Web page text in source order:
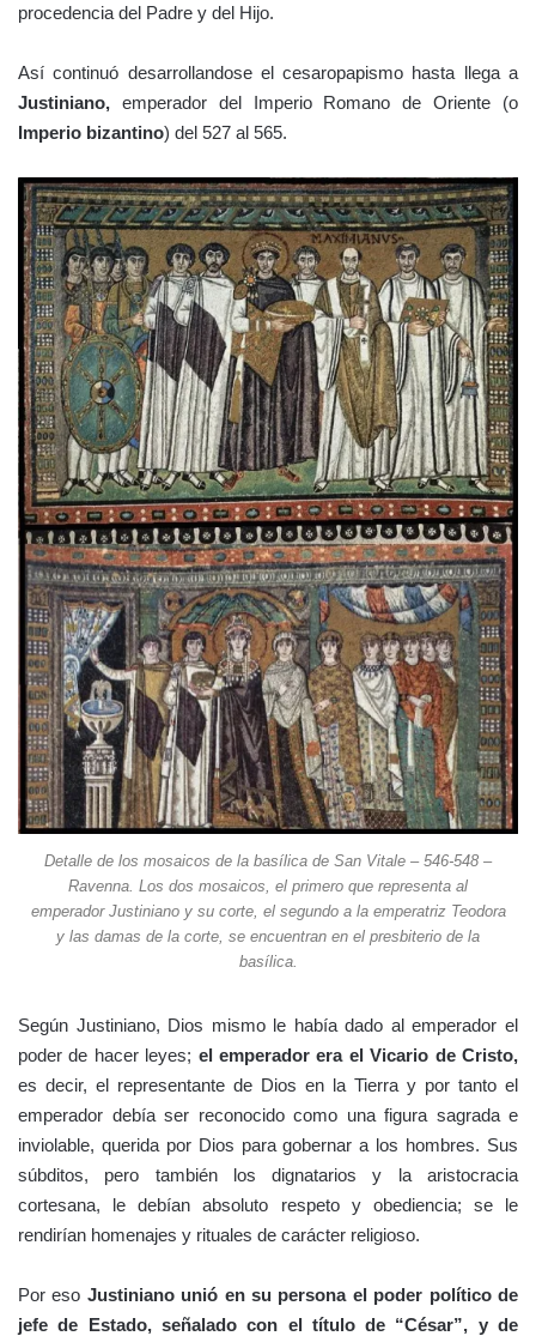
procedencia del Padre y del Hijo.
Así continuó desarrollandose el cesaropapismo hasta llega a
Justiniano, emperador del Imperio Romano de Oriente (o
Imperio bizantino) del 527 al 565.
Detalle de los mosaicos de la basílica de San Vitale – 546-548 –
Ravenna. Los dos mosaicos, el primero que representa al
emperador Justiniano y su corte, el segundo a la emperatriz Teodora
y las damas de la corte, se encuentran en el presbiterio de la
basílica.
Según Justiniano, Dios mismo le había dado al emperador el
poder de hacer leyes; el emperador era el Vicario de Cristo,
es decir, el representante de Dios en la Tierra y por tanto el
emperador debía ser reconocido como una figura sagrada e
inviolable, querida por Dios para gobernar a los hombres. Sus
súbditos, pero también los dignatarios y la aristocracia
cortesana, le debían absoluto respeto y obediencia; se le
rendirían homenajes y rituales de carácter religioso.
Por eso Justiniano unió en su persona el poder político de
jefe de Estado, señalado con el título de “César”, y de